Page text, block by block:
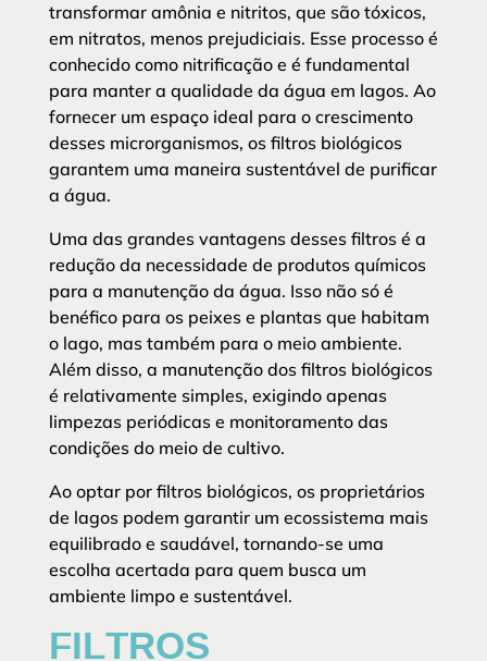
transformar amônia e nitritos, que são tóxicos,
em nitratos, menos prejudiciais. Esse processo é
conhecido como nitrificação e é fundamental
para manter a qualidade da água em lagos. Ao
fornecer um espaço ideal para o crescimento
desses microrganismos, os filtros biológicos
garantem uma maneira sustentável de purificar
a água.
Uma das grandes vantagens desses filtros é a
redução da necessidade de produtos químicos
para a manutenção da água. Isso não só é
benéfico para os peixes e plantas que habitam
o lago, mas também para o meio ambiente.
Além disso, a manutenção dos filtros biológicos
é relativamente simples, exigindo apenas
limpezas periódicas e monitoramento das
condições do meio de cultivo.
Ao optar por filtros biológicos, os proprietários
de lagos podem garantir um ecossistema mais
equilibrado e saudável, tornando-se uma
escolha acertada para quem busca um
ambiente limpo e sustentável.
FILTROS